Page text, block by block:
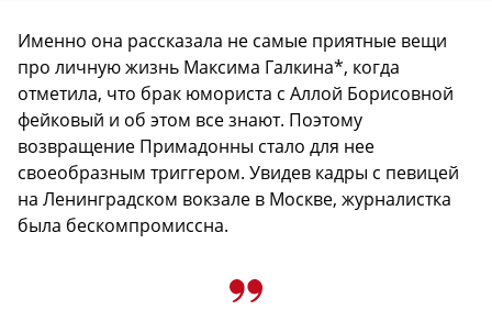
Именно она рассказала не самые приятные вещи
про личную жизнь Максима Галкина*, когда
отметила, что брак юмориста с Аллой Борисовной
фейковый и об этом все знают. Поэтому
возвращение Примадонны стало для нее
своеобразным триггером. Увидев кадры с певицей
на Ленинградском вокзале в Москве, журналистка
была бескомпромиссна.